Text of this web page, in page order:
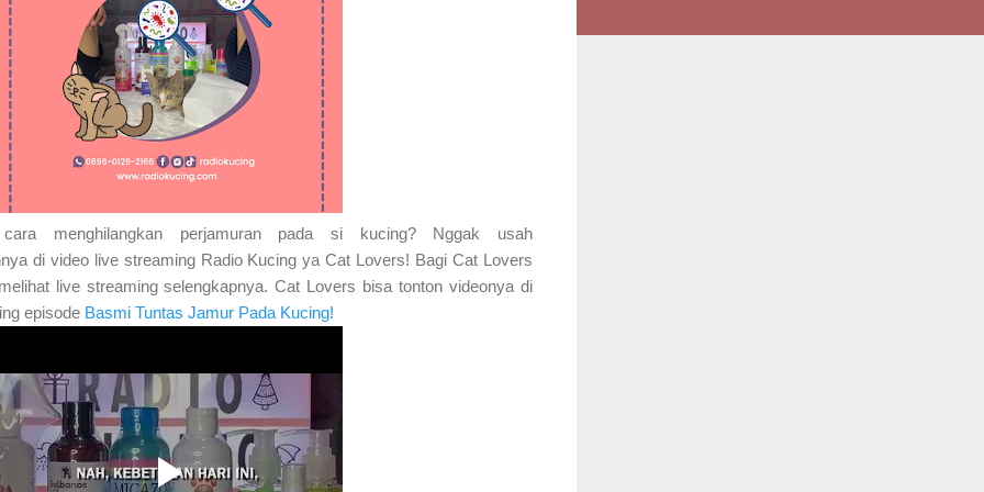
menghilangkan perjamuran pada si kucing? Nggak usah
di video live streaming Radio Kucing ya Cat Lovers! Bagi Cat Lovers
live streaming selengkapnya. Cat Lovers bisa tonton videonya di
episode Basmi Tuntas Jamur Pada Kucing!